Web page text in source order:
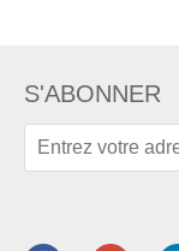
S'ABONNER